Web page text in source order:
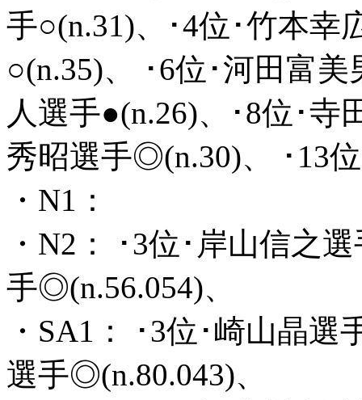
手○(n.31)、･4位･竹本幸
○(n.35)、 ･6位･河田富
人選手●(n.26)、･8位･寺
秀昭選手◎(n.30)、 ･13
・N1：
・N2： ･3位･岸山信之
手◎(n.56.054)、
・SA1： ･3位･崎山晶
選手◎(n.80.043)、